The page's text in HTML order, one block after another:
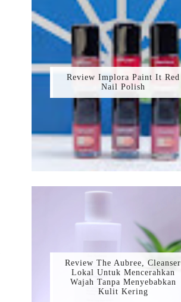
Review Implora Paint It Red
Nail Polish
Review The Aubree, Cleanser
Lokal Untuk Mencerahkan
Wajah Tanpa Menyebabkan
Kulit Kering